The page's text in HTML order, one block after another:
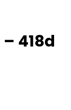
418d